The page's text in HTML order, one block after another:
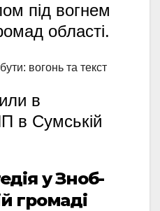
під вогнем
області.
в
в Сумській
у Зноб-
громаді